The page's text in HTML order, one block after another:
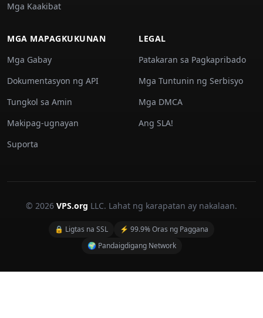
Mga Kaakibat
MGA MAPAGKUKUNAN
Mga Gabay
Dokumentasyon ng API
Tungkol sa Amin
Makipag-ugnayan
Suporta
LEGAL
Patakaran sa Pagkapribado
Mga Tuntunin ng Serbisyo
Mga DMCA
Ang SLA!
© 2026 VPS.org LLC. Lahat ng karapatan ay nakalaan.
🔒 Ligtas na SSL
⚡ 99.9% Oras ng Paggana
🌍 Pandaigdigang Network